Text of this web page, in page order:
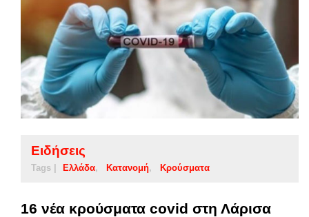
Ειδήσεις
Tags | Ελλάδα Κατανομή Κρούσματα
16 νέα κρούσματα covid στη Λάρισα